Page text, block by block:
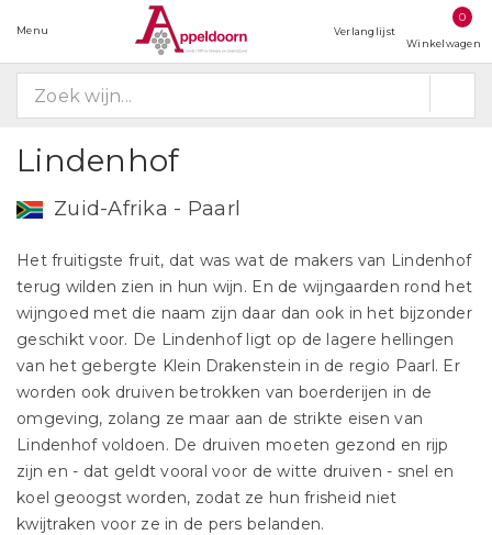
Menu Verlanglijst
0
Winkelwagen
Lindenhof
Zuid-Afrika - Paarl
Het fruitigste fruit, dat was wat de makers van Lindenhof
terug wilden zien in hun wijn. En de wijngaarden rond het
wijngoed met die naam zijn daar dan ook in het bijzonder
geschikt voor. De Lindenhof ligt op de lagere hellingen
van het gebergte Klein Drakenstein in de regio Paarl. Er
worden ook druiven betrokken van boerderijen in de
omgeving, zolang ze maar aan de strikte eisen van
Lindenhof voldoen. De druiven moeten gezond en rijp
zijn en - dat geldt vooral voor de witte druiven - snel en
koel geoogst worden, zodat ze hun frisheid niet
kwijtraken voor ze in de pers belanden.